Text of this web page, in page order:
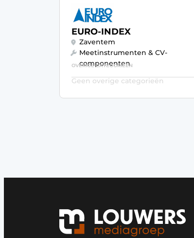
EURO-INDEX
Zaventem
Meetinstrumenten & CV-
componenten
OVERIGE CATEGORIEËN
Geen overige categorieën